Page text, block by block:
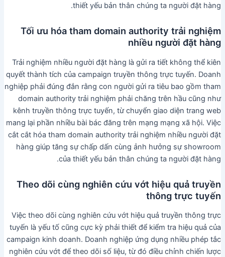
thiết yếu bản thân chúng ta người đặt hàng.
Tối ưu hóa tham domain authority trải nghiệm
nhiều người đặt hàng
Trải nghiệm nhiều người đặt hàng là gửi ra tiết không thể kiên
quyết thành tích của campaign truyền thông trực tuyến. Doanh
nghiệp phải đúng đắn rằng con người gửi ra tiêu bao gồm tham
domain authority trải nghiệm phải chăng trên hầu cũng như
kênh truyền thông trực tuyến, từ chuyển giao diện trang web
mang lại phần nhiều bài bác đăng trên mạng mạng xã hội. Việc
cắt cắt hóa tham domain authority trải nghiệm nhiều người đặt
hàng giúp tăng sự chấp dấn cùng ảnh hưởng sự showroom
của thiết yếu bản thân chúng ta người đặt hàng.
Theo dõi cùng nghiên cứu vớt hiệu quả truyền
thông trực tuyến
Việc theo dõi cùng nghiên cứu vớt hiệu quả truyền thông trực
tuyến là yếu tố cũng cực kỳ phải thiết để kiểm tra hiệu quả của
campaign kinh doanh. Doanh nghiệp ứng dụng nhiều phép tắc
nghiên cứu vớt để theo dõi số liệu, từ đó điều chỉnh chiến lược